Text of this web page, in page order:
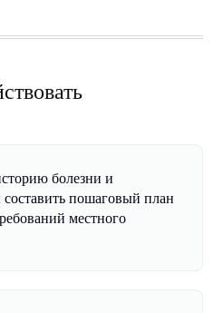
болезни и
пошаговый план
местного